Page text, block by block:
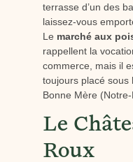
terrasse d’un des
laissez-vous
Le marché aux
rappellent la
commerce, mais il
toujours placé sous
Bonne Mère
Le
Roux